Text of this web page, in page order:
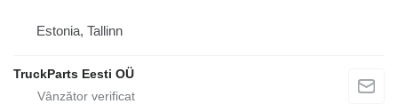
Estonia, Tallinn
TruckParts Eesti OÜ